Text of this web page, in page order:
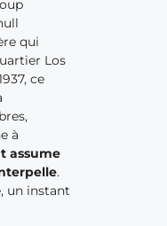
qui
Los
ce
à
assume
.
un instant